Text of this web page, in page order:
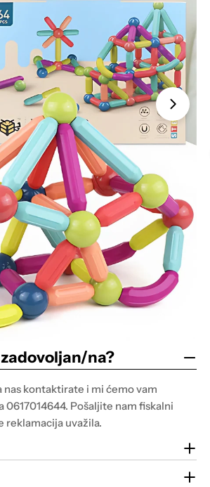
na?
kontaktirate i mi ćemo vam
Pošaljite nam fiskalni
reklamacija uvažila.